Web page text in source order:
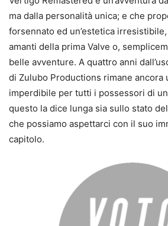
ma dalla personalità unica; e che
forsennato ed un’estetica
amanti della prima Valve o,
belle avventure. A quattro anni
di Zulubo Productions rimane ancora
imperdibile per tutti i possessori di
questo la dice lunga sia sullo stato
che possiamo aspettarci con il suo
capitolo.